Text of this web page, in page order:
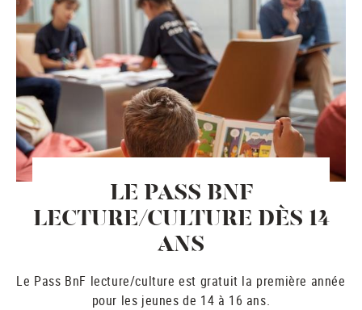
LE PASS BNF
LECTURE/CULTURE DÈS 14
ANS
Le Pass BnF lecture/culture est gratuit la première année
pour les jeunes de 14 à 16 ans.